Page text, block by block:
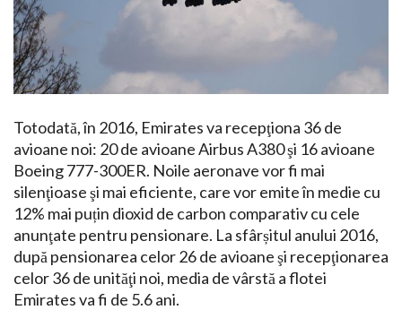
Totodată, în 2016, Emirates va recepţiona 36 de
avioane noi: 20 de avioane Airbus A380 şi 16 avioane
Boeing 777-300ER. Noile aeronave vor fi mai
silenţioase şi mai eficiente, care vor emite în medie cu
12% mai puțin dioxid de carbon comparativ cu cele
anunţate pentru pensionare. La sfârșitul anului 2016,
după pensionarea celor 26 de avioane şi recepţionarea
celor 36 de unităţi noi, media de vârstă a flotei
Emirates va fi de 5.6 ani.